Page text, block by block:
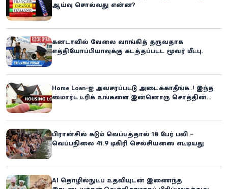
ஆய்வு சொல்வது என்ன?
கனடாவில் வேலை வாங்கித் தருவதாக
எத்தியோப்பியாவுக்கு கடத்தப்பட்ட மூவர் மீட்பு:
Home Loan-ஐ அவசரப்பட்டு அடைக்காதீங்க..! இந்த
ஸ்மார்ட் ட்ரிக் உங்களை இன்னொரு சொத்தின்
பிரான்சில் கடும் வெப்பத்தால் 18 பேர் பலி –
வெப்பநிலை 41.9 டிகிரி செல்சியஸை எட்டியது
AI தொழில்நுட்ப உதவியுடன் இணைந்த